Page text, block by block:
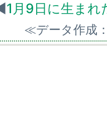
1月9日に生まれ
≪データ作成